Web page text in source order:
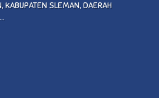
KABUPATEN SLEMAN, DAERAH